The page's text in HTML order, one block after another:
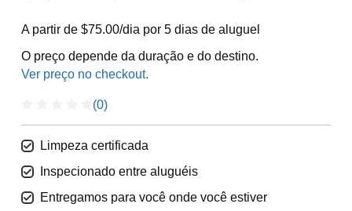
A partir de $75.00/dia por 5 dias de aluguel
O preço depende da duração e do destino.
(0)
Limpeza certificada
Inspecionado entre aluguéis
Entregamos para você onde você estiver